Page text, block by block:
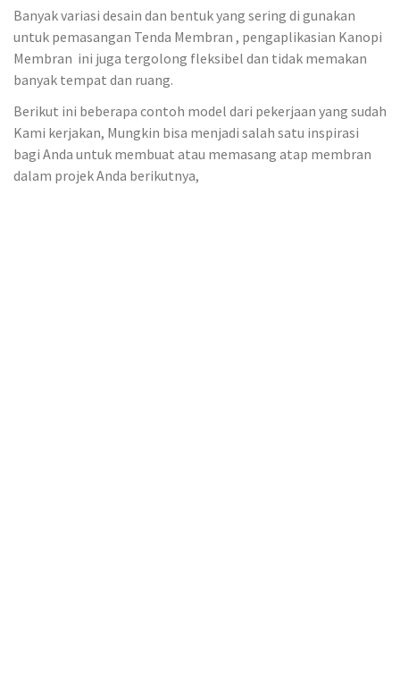
Banyak variasi desain dan bentuk yang sering di gunakan
untuk pemasangan Tenda Membran , pengaplikasian Kanopi
Membran ini juga tergolong fleksibel dan tidak memakan
banyak tempat dan ruang.
Berikut ini beberapa contoh model dari pekerjaan yang sudah
Kami kerjakan, Mungkin bisa menjadi salah satu inspirasi
bagi Anda untuk membuat atau memasang atap membran
dalam projek Anda berikutnya,